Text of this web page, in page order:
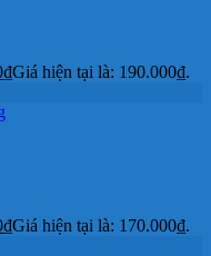
₫Giá hiện tại là: 190.000₫.
₫Giá hiện tại là: 170.000₫.